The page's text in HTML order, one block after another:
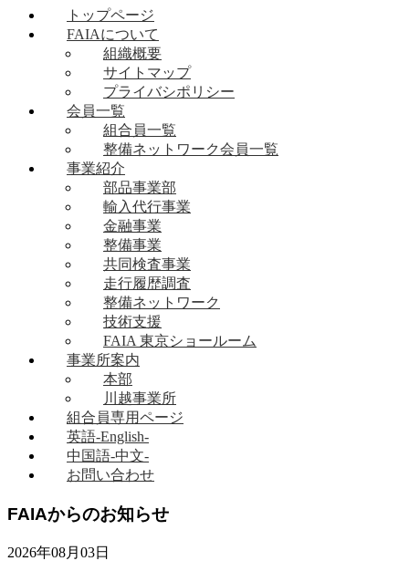
トップページ
FAIAについて
組織概要
サイトマップ
プライバシポリシー
会員一覧
組合員一覧
整備ネットワーク会員一覧
事業紹介
部品事業部
輸入代行事業
金融事業
整備事業
共同検査事業
走行履歴調査
整備ネットワーク
技術支援
FAIA 東京ショールーム
事業所案内
本部
川越事業所
組合員専用ページ
英語-English-
中国語-中文-
お問い合わせ
FAIAからのお知らせ
2026年08月03日